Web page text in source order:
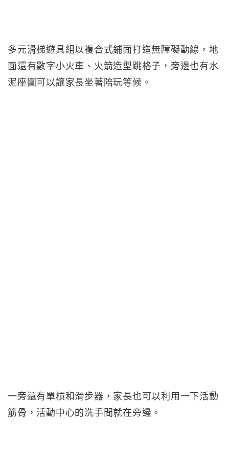
多元滑梯遊具組以複合式鋪面打造無障礙動線，地
面還有數字小火車、火箭造型跳格子，旁邊也有水
泥座圍可以讓家長坐著陪玩等候。
一旁還有單槓和滑步器，家長也可以利用一下活動
筋骨，活動中心的洗手間就在旁邊。